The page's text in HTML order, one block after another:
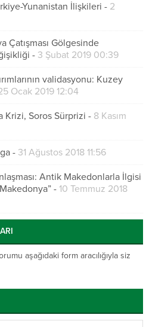
Yunanistan İlişkileri - 2
Çatışması Gölgesinde
- 3 Şubat 2019 00:39
validasyonu: Kuzey
Ocak 2019 12:04
Krizi, Soros Sürprizi - 8 Kasım
- 31 Ağustos 2018 11:56
Antik Makedonlarla İlgisi
- 10 Temmuz 2018
aşağıdaki form aracılığıyla siz